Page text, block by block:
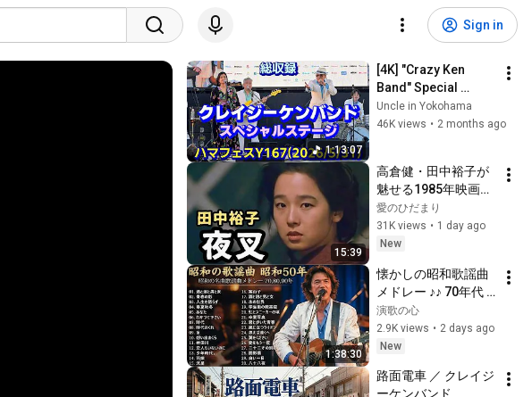
Sign in
1:13:07
[4K] "Crazy Ken
Band" Special
Concert [Full
Recording] @ Hama
Uncle in Yokohama
46K views • 2 months ago
15:39
高倉健・田中裕子が
魅せる1985年映画
『夜叉』｜伝説の極
道が最後に選んだ人
生/愛のひだまり・映
愛のひだまり
31K views • 1 day ago
New
1:38:30
懐かしの昭和歌謡曲
メドレー ♪♪ 70年代
80年代 90年代 珠玉
の名曲集 - 松田聖子,
山口百恵, 大橋純子,
五, 尾崎豊, 久保田早
演歌の心
2.9K views • 2 days ago
New
路面電車 ／ クレイジ
ーケンバンド